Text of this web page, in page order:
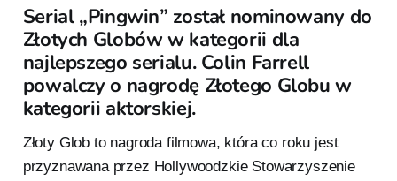
Serial „Pingwin” został nominowany do
Złotych Globów w kategorii dla
najlepszego serialu. Colin Farrell
powalczy o nagrodę Złotego Globu w
kategorii aktorskiej.
Złoty Glob to nagroda filmowa, która co roku jest
przyznawana przez Hollywoodzkie Stowarzyszenie